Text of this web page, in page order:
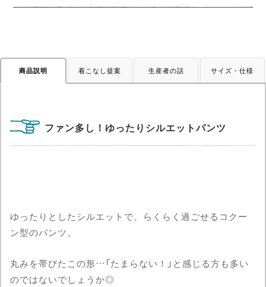
商品説明 着こなし提案 生産者の話 サイズ・仕様
ファン多し！ゆったりシルエットパンツ
ゆったりとしたシルエットで、らくらく過ごせるコクー
ン型のパンツ。
丸みを帯びたこの形…「たまらない！」と感じる方も多い
のではないでしょうか◎